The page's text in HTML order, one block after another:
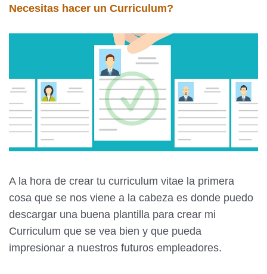
Necesitas hacer un Curriculum?
A la hora de crear tu curriculum vitae la primera
cosa que se nos viene a la cabeza es donde puedo
descargar una buena plantilla para crear mi
Curriculum que se vea bien y que pueda
impresionar a nuestros futuros empleadores.